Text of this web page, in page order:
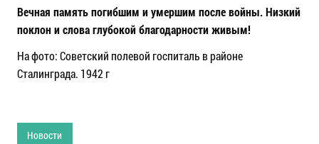
Вечная память погибшим и умершим после войны. Низкий
поклон и слова глубокой благодарности живым!
На фото: Советский полевой госпиталь в районе
Сталинграда. 1942 г
Новости